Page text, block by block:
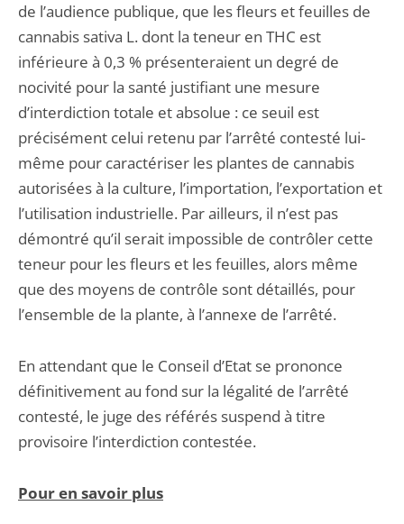
de l’audience publique, que les fleurs et feuilles de
cannabis sativa L. dont la teneur en THC est
inférieure à 0,3 % présenteraient un degré de
nocivité pour la santé justifiant une mesure
d’interdiction totale et absolue : ce seuil est
précisément celui retenu par l’arrêté contesté lui-
même pour caractériser les plantes de cannabis
autorisées à la culture, l’importation, l’exportation et
l’utilisation industrielle. Par ailleurs, il n’est pas
démontré qu’il serait impossible de contrôler cette
teneur pour les fleurs et les feuilles, alors même
que des moyens de contrôle sont détaillés, pour
l’ensemble de la plante, à l’annexe de l’arrêté.
En attendant que le Conseil d’Etat se prononce
définitivement au fond sur la légalité de l’arrêté
contesté, le juge des référés suspend à titre
provisoire l’interdiction contestée.
Pour en savoir plus